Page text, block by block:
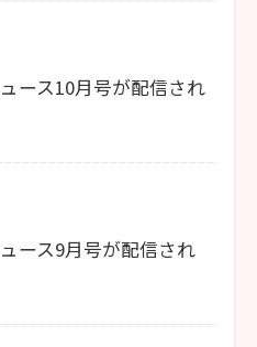
ース10月号が配信され
ース9月号が配信され